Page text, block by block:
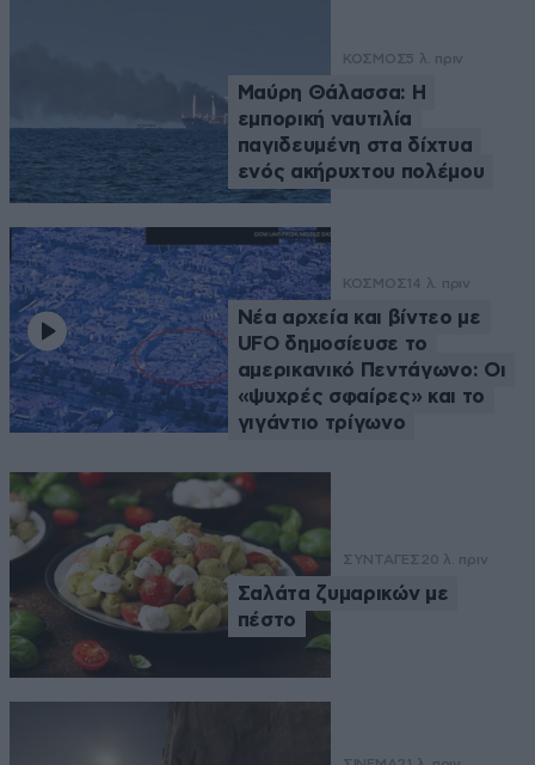
ΚΟΣΜΟΣ5 λ. πριν
Μαύρη Θάλασσα: Η
εμπορική ναυτιλία
παγιδευμένη στα δίχτυα
ενός ακήρυχτου πολέμου
ΚΟΣΜΟΣ 14 λ. πριν
Νέα αρχεία και βίντεο με
UFO δημοσίευσε το
αμερικανικό Πεντάγωνο: Οι
«ψυχρές σφαίρες» και το
γιγάντιο τρίγωνο
ΣΥΝΤΑΓΕΣ20 λ. πριν
Σαλάτα ζυμαρικών με
πέστο